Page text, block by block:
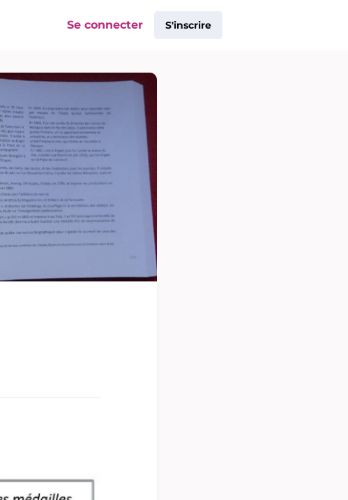
Se connecter S'inscrire